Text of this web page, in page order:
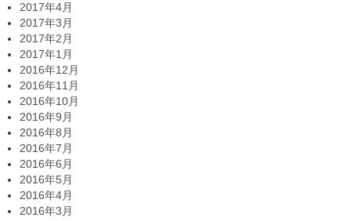
2017年4月
2017年3月
2017年2月
2017年1月
2016年12月
2016年11月
2016年10月
2016年9月
2016年8月
2016年7月
2016年6月
2016年5月
2016年4月
2016年3月